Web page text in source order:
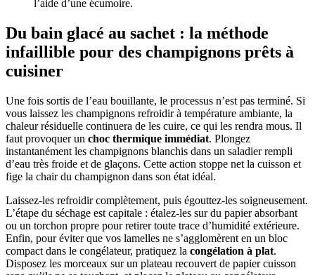
l’aide d’une écumoire.
Du bain glacé au sachet : la méthode
infaillible pour des champignons prêts à
cuisiner
Une fois sortis de l’eau bouillante, le processus n’est pas terminé. Si
vous laissez les champignons refroidir à température ambiante, la
chaleur résiduelle continuera de les cuire, ce qui les rendra mous. Il
faut provoquer un choc thermique immédiat. Plongez
instantanément les champignons blanchis dans un saladier rempli
d’eau très froide et de glaçons. Cette action stoppe net la cuisson et
fige la chair du champignon dans son état idéal.
Laissez-les refroidir complètement, puis égouttez-les soigneusement.
L’étape du séchage est capitale : étalez-les sur du papier absorbant
ou un torchon propre pour retirer toute trace d’humidité extérieure.
Enfin, pour éviter que vos lamelles ne s’agglomèrent en un bloc
compact dans le congélateur, pratiquez la congélation à plat.
Disposez les morceaux sur un plateau recouvert de papier cuisson